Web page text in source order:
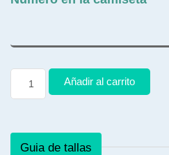
Añadir al carrito
Guia de tallas